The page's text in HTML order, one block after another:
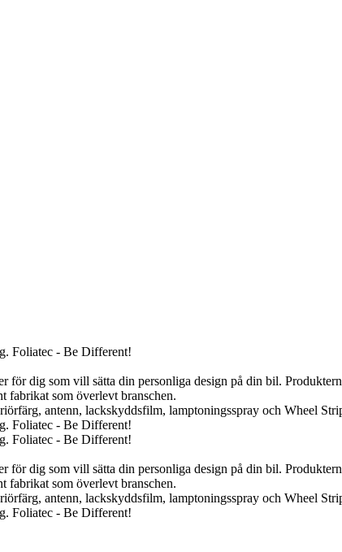
Foliatec - Be Different!
för dig som vill sätta din personliga design på din bil.
fabrikat som överlevt branschen.
antenn, lackskyddsfilm, lamptoningsspray och Wheel
Foliatec - Be Different!
Foliatec - Be Different!
för dig som vill sätta din personliga design på din bil.
fabrikat som överlevt branschen.
antenn, lackskyddsfilm, lamptoningsspray och Wheel
Foliatec - Be Different!